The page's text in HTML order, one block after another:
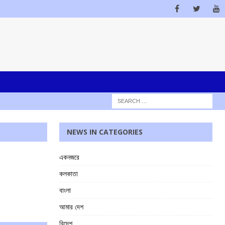
NEWS IN CATEGORIES
একনজরে
কলকাতা
বাংলা
আমার দেশ